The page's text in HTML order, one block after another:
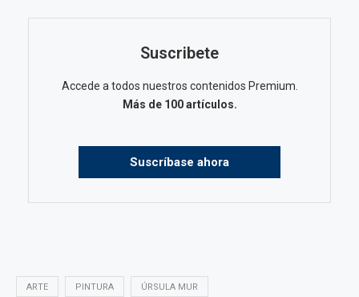
Suscribete
Accede a todos nuestros contenidos Premium.
Más de 100 artículos.
Suscríbase ahora
ARTE PINTURA ÚRSULA MUR